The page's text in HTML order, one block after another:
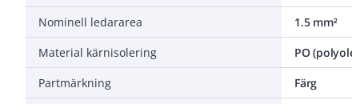
Nominell ledararea
1.5 mm²
Material kärnisolering
PO
Partmärkning
Färg